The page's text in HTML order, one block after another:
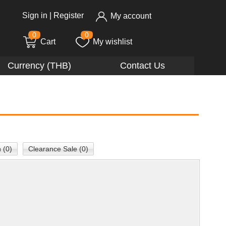
Sign in Register My account
0
Cart
0
My wishlist
Currency (THB) Contact Us
(0) Clearance Sale (0)